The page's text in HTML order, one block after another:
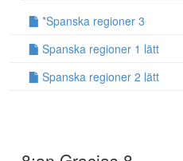
*Spanska regioner 3
Spanska regioner 1 lätt
Spanska regioner 2 lätt